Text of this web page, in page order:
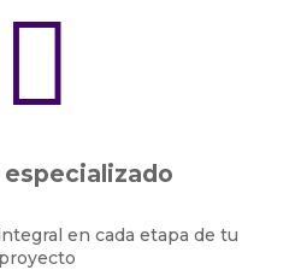

en cada etapa de tu
proyecto